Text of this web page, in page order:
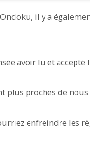
il y a
avoir lu et
proches de nous
enfreindre les